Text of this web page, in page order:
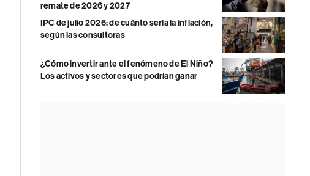
remate de 2026 y 2027
IPC de julio 2026: de cuánto sería la inflación,
según las consultoras
¿Cómo invertir ante el fenómeno de El Niño?
Los activos y sectores que podrían ganar